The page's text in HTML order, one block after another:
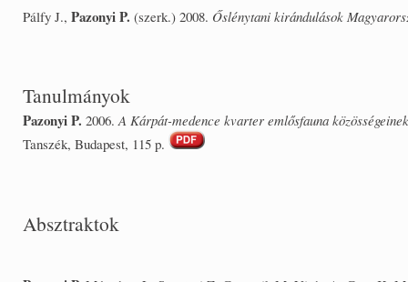
Pálfy J., Pazonyi P. (szerk.) 2008. Őslénytani kirándulások
Tanulmányok
Pazonyi P. 2006.A Kárpát-medence kvarter emlősfauna
Tanszék, Budapest, 115 p.
Absztraktok